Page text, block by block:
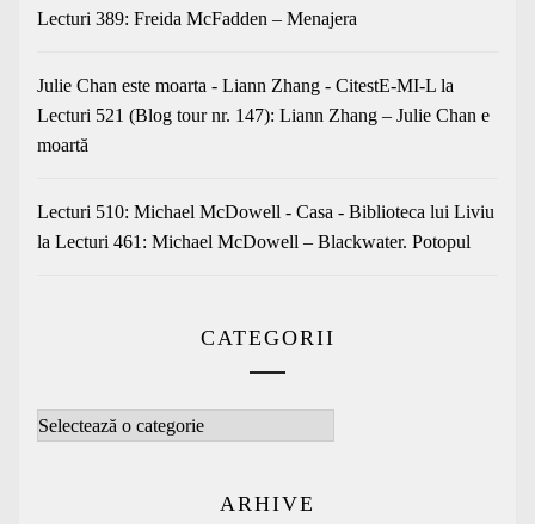
Lecturi 389: Freida McFadden – Menajera
Julie Chan este moarta - Liann Zhang - CitestE-MI-L la
Lecturi 521 (Blog tour nr. 147): Liann Zhang – Julie Chan e
moartă
Lecturi 510: Michael McDowell - Casa - Biblioteca lui Liviu
la Lecturi 461: Michael McDowell – Blackwater. Potopul
CATEGORII
Categorii
ARHIVE